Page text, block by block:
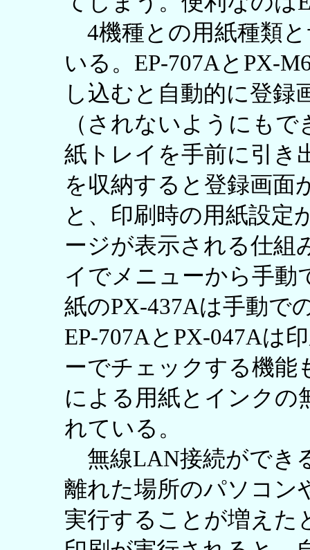
4機種との用紙種類
いる。EP-707AとPX-
し込むと自動的に登録
（されないようにも
紙トレイを手前に引き
を収納すると登録画面
と、印刷時の用紙設定
ージが表示される仕組
イでメニューから手動
紙のPX-437Aは手動で
EP-707AとPX-047Aは
ーでチェックする機能
による用紙とインクの
れている。
無線LAN接続ができ
離れた場所のパソコン
実行することが増えた